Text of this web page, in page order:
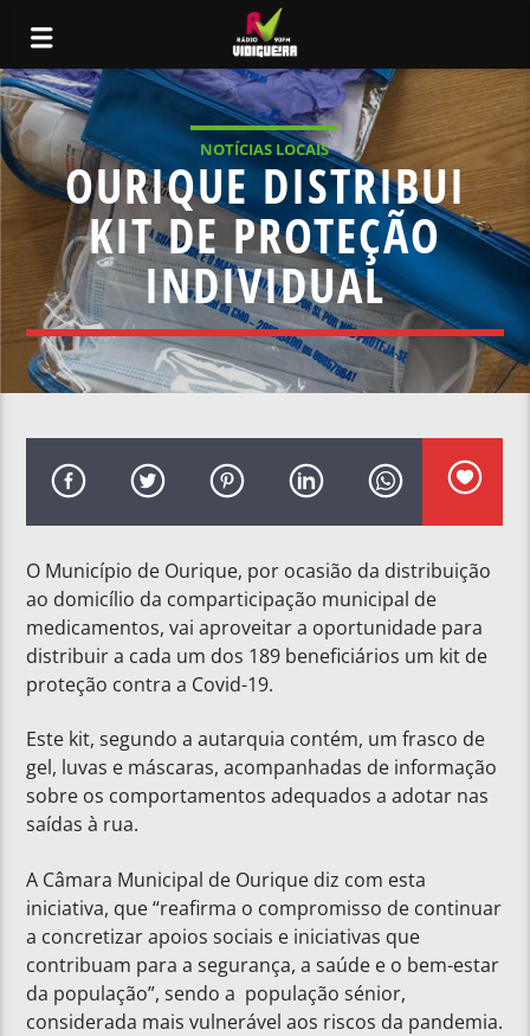
NOTÍCIAS LOCAIS
OURIQUE DISTRIBUI
KIT DE PROTEÇÃO
INDIVIDUAL
O Município de Ourique, por ocasião da distribuição
ao domicílio da comparticipação municipal de
medicamentos, vai aproveitar a oportunidade para
distribuir a cada um dos 189 beneficiários um kit de
proteção contra a Covid-19.
Este kit, segundo a autarquia contém, um frasco de
gel, luvas e máscaras, acompanhadas de informação
sobre os comportamentos adequados a adotar nas
saídas à rua.
A Câmara Municipal de Ourique diz com esta
iniciativa, que “reafirma o compromisso de continuar
a concretizar apoios sociais e iniciativas que
contribuam para a segurança, a saúde e o bem-estar
da população”, sendo a população sénior,
considerada mais vulnerável aos riscos da pandemia.